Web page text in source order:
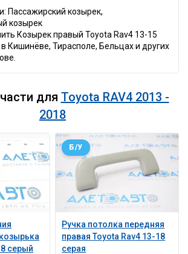
Пассажирский козырек,
козырек
Козырек правый Toyota Rav4 13-15
Кишинёве, Тирасполе, Бельцах и других
для Toyota RAV4 2013 -
2018
серый
Ручка потолка передняя
правая Toyota Rav4 13-18
серая
Б/У